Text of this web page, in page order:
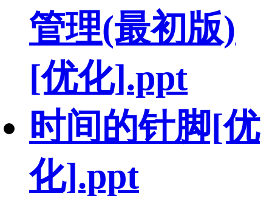
管理(最初版)
[优化].ppt
时间的针脚[优
化].ppt